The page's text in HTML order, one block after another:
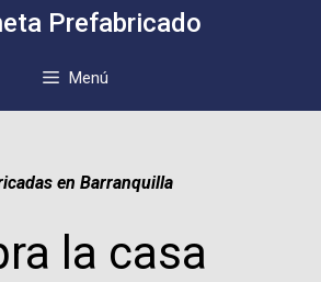
Prefabricado
Menú
en Barranquilla
la casa